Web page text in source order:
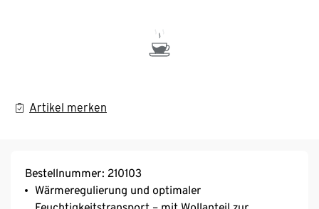
Artikel merken
Bestellnummer: 210103
Wärmeregulierung und optimaler